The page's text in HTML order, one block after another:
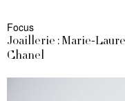
Focus
Joaillerie : Marie-
Chanel